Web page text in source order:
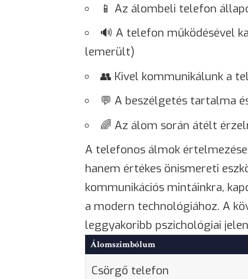
📱 Az álombeli telefon
🔊 A telefon működésével
lemerült)
👥 Kivel kommunikálunk a
💬 A beszélgetés tartalma
🌈 Az álom során átélt
A telefonos álmok
hanem értékes önismereti
kommunikációs mintáinkra,
a modern technológiához. A
leggyakoribb pszichológiai
Álomszimbólum
Csörgő telefon